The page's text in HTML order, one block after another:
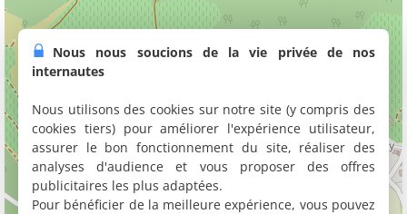
Nous nous soucions de la vie privée de nos
internautes
Nous utilisons des cookies sur notre site (y compris des
cookies tiers) pour améliorer l'expérience utilisateur,
assurer le bon fonctionnement du site, réaliser des
analyses d'audience et vous proposer des offres
publicitaires les plus adaptées.
Pour bénéficier de la meilleure expérience, vous pouvez